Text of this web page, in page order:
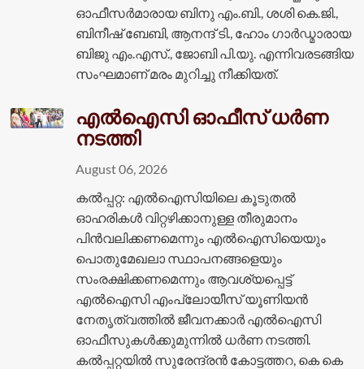
ഓഫീസർമാരായ ബിനു എം.ബി., ശശി കെ.ജി.,
ബിനീഷ് ബേബി, ആനന്ദ് ടി., ഹോം ഗാർഡ്മാരായ
ബിജു എം.എസ്., ജോബി പി.യു. എന്നിവരടങ്ങിയ
സംഘമാണ് മരം മുറിച്ചു നീക്കിയത്.
എൽഐസി ഓഫീസ് ധർണ
നടത്തി
August 06, 2026
കൽപ്പറ്റ: എൽഐസിയിലെ കൂടുതൽ
ഓഹരികൾ വിറ്റഴിക്കാനുള്ള തീരുമാനം
പിൻവലിക്കണമെന്നും എൽഐസിയെയും
പൊതുമേഖലാ സ്ഥാപനങ്ങളെയും
സംരക്ഷിക്കണമെന്നും ആവശ്യപ്പെട്ട്
എൽഐസി എംപ്ലോയീസ് യൂണിയൻ
നേതൃത്വത്തിൽ ജീവനക്കാർ എൽഐസി
ഓഫീസുകൾക്കുമുന്നിൽ ധർണ നടത്തി.
കൽപ്പറ്റയിൽ സുരേന്ദ്രൻ കോട്ടത്തറ, കെ കെ